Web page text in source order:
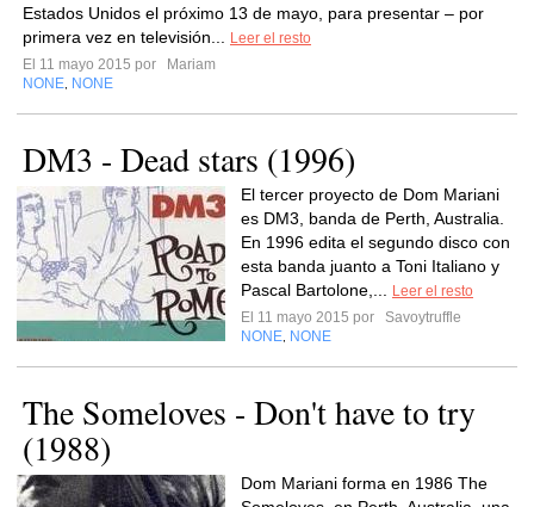
Estados Unidos el próximo 13 de mayo, para presentar – por
primera vez en televisión...
Leer el resto
El 11 mayo 2015 por
Mariam
NONE NONE
DM3 - Dead stars (1996)
El tercer proyecto de Dom Mariani
es DM3, banda de Perth, Australia.
En 1996 edita el segundo disco con
esta banda juanto a Toni Italiano y
Pascal Bartolone,...
Leer el resto
El 11 mayo 2015 por
Savoytruffle
NONE NONE
The Someloves - Don't have to try
(1988)
Dom Mariani forma en 1986 The